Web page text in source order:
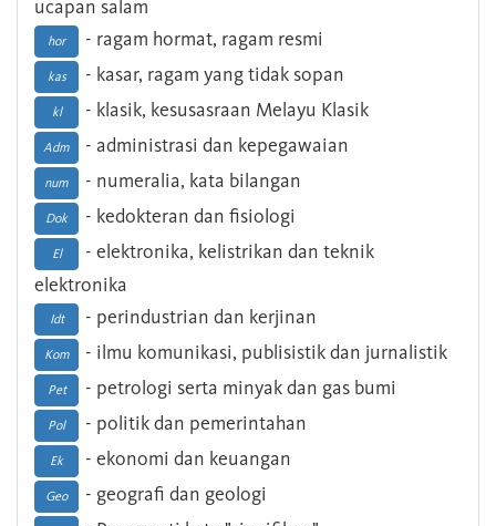
ucapan salam
hor - ragam hormat, ragam resmi
kas - kasar, ragam yang tidak sopan
kl - klasik, kesusasraan Melayu Klasik
Adm - administrasi dan kepegawaian
num - numeralia, kata bilangan
Dok - kedokteran dan fisiologi
El
- elektronika, kelistrikan dan teknik
elektronika
Idt - perindustrian dan kerjinan
Kom - ilmu komunikasi, publisistik dan jurnalistik
Pet - petrologi serta minyak dan gas bumi
Pol - politik dan pemerintahan
Ek - ekonomi dan keuangan
Geo - geografi dan geologi